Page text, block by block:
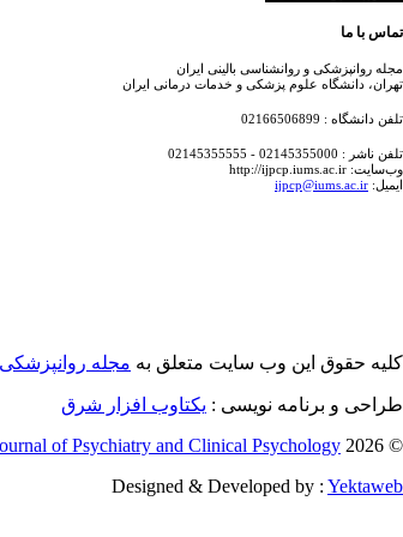
تماس با ما
مجله روانپزشکی و روانشناسی بالینی ایران
تهران، دانشگاه علوم پزشکی و خدمات درمانی ایران
تلفن دانشگاه : 02166506899
تلفن ناشر : 02145355000 - 02145355555
وب‌سایت: http://ijpcp.iums.ac.ir
ایمیل: ijpcp@iums.ac.ir
کلیه حقوق این وب سایت متعلق به مجله روانپزشکی
طراحی و برنامه نویسی : یکتاوب افزار شرق
© 2026 CC BY-NC 4.0 |
of Psychiatry and Clinical Psychology
Designed & Developed by : Yektaweb